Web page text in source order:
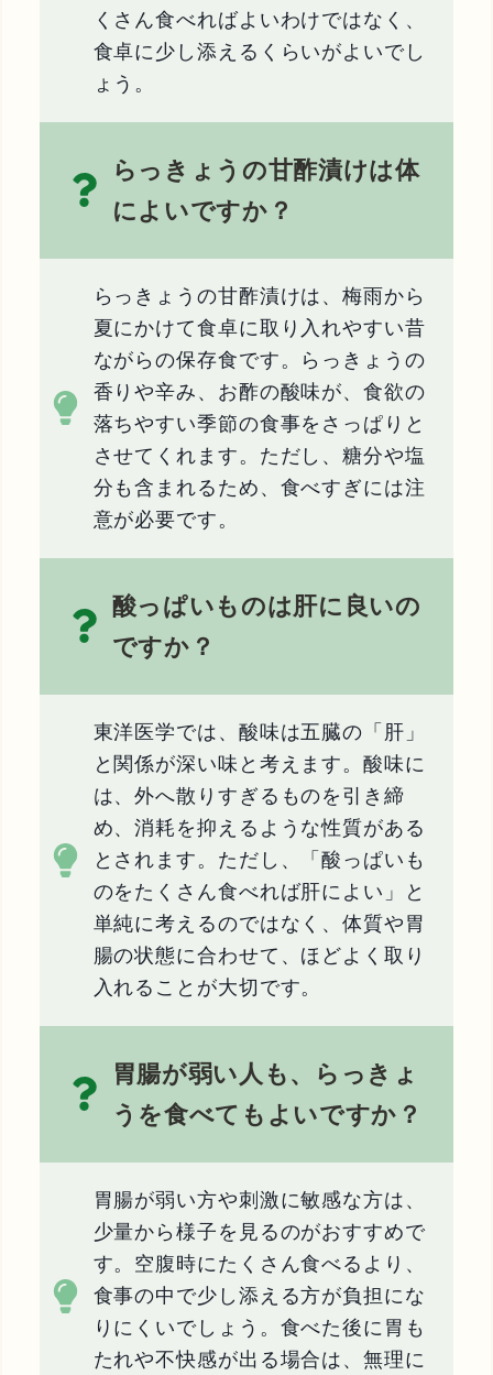
くさん食べればよいわけではなく、
食卓に少し添えるくらいがよいでし
ょう。
らっきょうの甘酢漬けは体
によいですか？
らっきょうの甘酢漬けは、梅雨から
夏にかけて食卓に取り入れやすい昔
ながらの保存食です。らっきょうの
香りや辛み、お酢の酸味が、食欲の
落ちやすい季節の食事をさっぱりと
させてくれます。ただし、糖分や塩
分も含まれるため、食べすぎには注
意が必要です。
酸っぱいものは肝に良いの
ですか？
東洋医学では、酸味は五臓の「肝」
と関係が深い味と考えます。酸味に
は、外へ散りすぎるものを引き締
め、消耗を抑えるような性質がある
とされます。ただし、「酸っぱいも
のをたくさん食べれば肝によい」と
単純に考えるのではなく、体質や胃
腸の状態に合わせて、ほどよく取り
入れることが大切です。
胃腸が弱い人も、らっきょ
うを食べてもよいですか？
胃腸が弱い方や刺激に敏感な方は、
少量から様子を見るのがおすすめで
す。空腹時にたくさん食べるより、
食事の中で少し添える方が負担にな
りにくいでしょう。食べた後に胃も
たれや不快感が出る場合は、無理に